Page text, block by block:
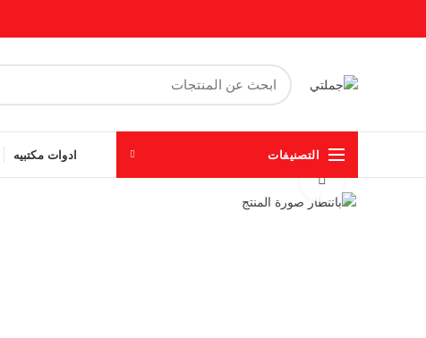
التصنيفات ادوات مكتبيه
Click to enlarge